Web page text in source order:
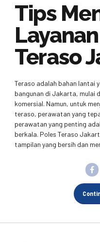
Tips
Teraso
Teraso adalah bahan lantai
bangunan di Jakarta, mulai
komersial. Namun, untuk
teraso, perawatan yang
perawatan yang penting
berkala. Poles Teraso
tampilan yang bersih dan